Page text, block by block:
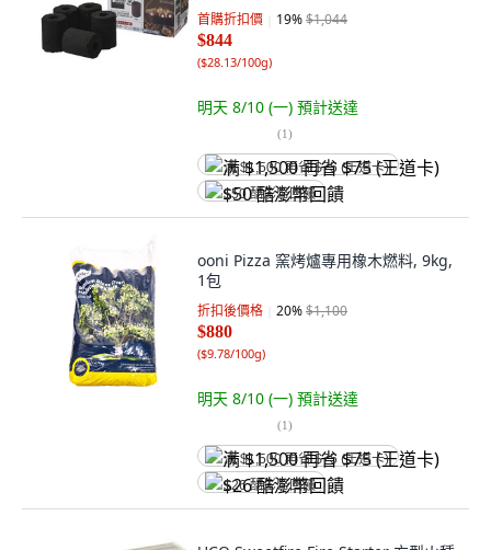
首購折扣價 19%$1,044
$844
($28.13/100g)
明天 8/10 (一) 預計送達
(1)
满 $1,500 再省 $75 (王道卡)
$50 酷澎幣回饋
ooni Pizza 窯烤爐專用橡木燃料, 9kg,
1包
折扣後價格 20%$1,100
$880
($9.78/100g)
明天 8/10 (一) 預計送達
(1)
满 $1,500 再省 $75 (王道卡)
$26 酷澎幣回饋